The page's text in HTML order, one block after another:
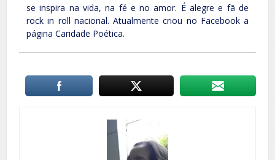
se inspira na vida, na fé e no amor. É alegre e fã de
rock in roll nacional. Atualmente criou no Facebook a
página Caridade Poética.